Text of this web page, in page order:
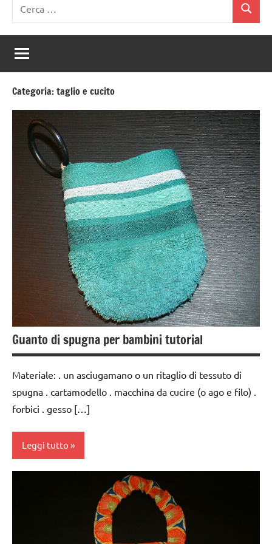
per:
Cerca
Categoria:taglio e cucito
Guanto di spugna per bambini tutorial
Materiale: . un asciugamano o un ritaglio di tessuto di
spugna . cartamodello . macchina da cucire (o ago e filo) .
forbici . gesso […]
Leggi tutto